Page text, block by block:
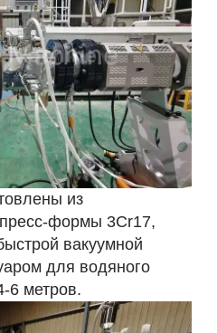
из
формы 3Cr17,
вакуумной
для водяного
6 метров.